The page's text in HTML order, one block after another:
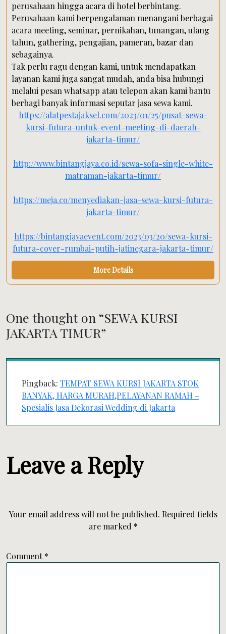
perusahaan hingga acara di hotel berbintang.
Perusahaan kami berpengalaman menangani berbagai
acara meeting, seminar, pernikahan, tunangan, ulang
tahun, gathering, pengajian, pameran, bazar dan
sebagainya.
Tak perlu ragu dengan kami, untuk mendapatkan
layanan kami juga sangat mudah, anda bisa hubungi
melalui pesan whatsapp atau telepon akan kami bantu
berbagi banyak informasi seputar jasa sewa kami.
https://alatpestajaksel.com/2023/01/25/pusat-sewa-
kursi-futura-untuk-event-meeting-di-daerah-
jakarta-timur/
http://www.bintangjaya.co.id/sewa-sofa-single-white-
matraman-jakarta-timur/
https://meja.co/menyediakan-jasa-sewa-kursi-futura-
jakarta-timur/
https://bintangjayaevent.com/2023/03/20/sewa-kursi-
futura-cover-rumbai-putih-jatinegara-jakarta-timur/
More Details
One thought on “SEWA KURSI
JAKARTA TIMUR”
Pingback: TEMPAT SEWA KURSI JAKARTA STOK
BANYAK, HARGA MURAH,PELAYANAN RAMAH –
Spesialis Jasa Dekorasi Wedding di Jakarta
Leave a Reply
Your email address will not be published. Required fields
are marked *
Comment*